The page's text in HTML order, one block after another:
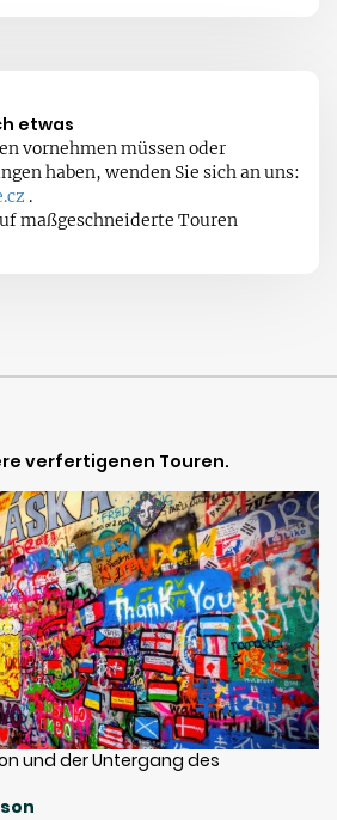
etwas
vornehmen müssen oder
haben, wenden Sie sich an uns:
.
maßgeschneiderte Touren
verfertigenen Touren.
und der Untergang des